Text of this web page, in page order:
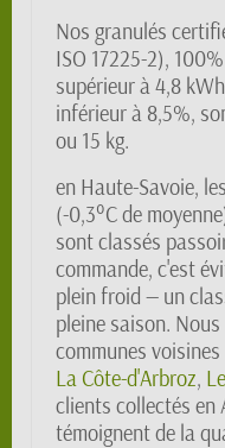
Nos granulés
ISO 17225-2),
supérieur à 4,8
inférieur à 8,5%,
ou 15 kg.
en Haute-Savoie,
(-0,3°C de
sont classés
commande, c'est
plein froid — un
pleine saison.
communes voisines
La Côte-d'Arbroz,
clients collectés en
témoignent de la